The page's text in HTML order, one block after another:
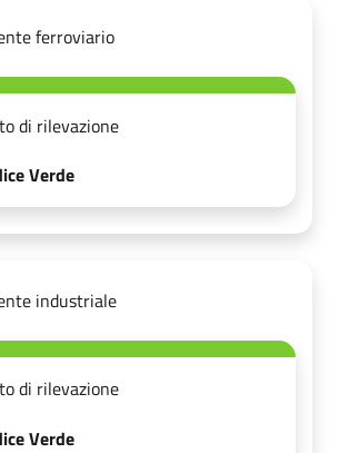
ferroviario
di rilevazione
Verde
industriale
di rilevazione
Verde